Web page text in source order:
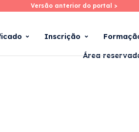
Skip
main
Versão anterior do portal >
Versão anterior do portal >
Inscrição
Área